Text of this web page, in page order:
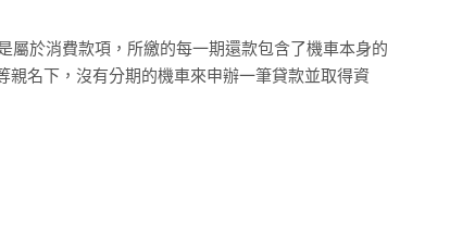
屬於消費款項，所繳的每一期還款包含了機車本身的
名下，沒有分期的機車來申辦一筆貸款並取得資